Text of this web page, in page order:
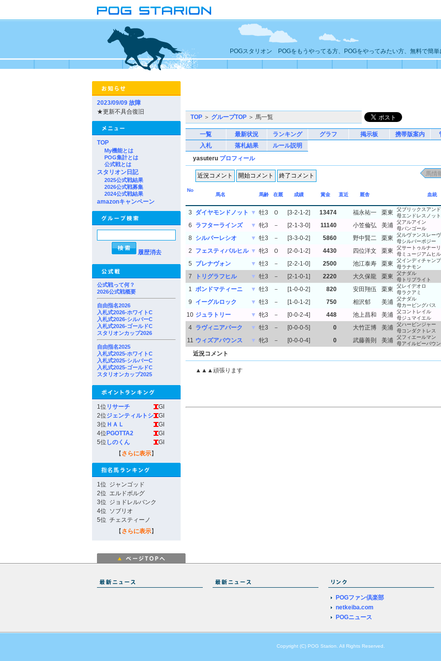
POGスタリオン POGをもうやってる方、POGをやってみたい方、無料で簡
2023/09/09 故障
★更新不具合復旧
TOP
My機能とは
POG集計とは
公式戦とは
スタリオン日記
2025公式戦結果
2026公式戦募集
2024公式戦結果
amazonキャンペーン
履歴消去
公式戦って何？
2026公式戦概要
自由指名2026
入札式2026-ホワイトC
入札式2026-シルバーC
入札式2026-ゴールドC
スタリオンカップ2026
自由指名2025
入札式2025-ホワイトC
入札式2025-シルバーC
入札式2025-ゴールドC
スタリオンカップ2025
1位 リサーチ
GI
2位ジェンティルトシ
GI
3位 ＨＡＬ
GI
4位 PGOTTA2
GI
5位 しのくん
GI
【 さらに表示】
1位 ジャンゴッド
2位 エルドボルグ
3位 ジョドレルバンク
4位 ソブリオ
5位 チェスティーノ
【 さらに表示】
TOP ＞ グループTOP ＞ 馬一覧
一覧 最新状況 ランキング グラフ 掲示板 携帯版案内
入札
落札結果
ルール説明
yasuteru プロフィール
No
馬名
馬齢 在厩 成績 賞金 直近 厩舎 血統
3 ダイヤモンドノット ▼ 牡3 Ｏ [3-2-1-2] 13474 福永祐一 栗東
父ブリックスアン
母エンドレスノット
6 ラフターラインズ ▼ 牝3 － [2-1-3-0] 11140 小笠倫弘 美浦
父アルアイン
母バンゴール
8 シルバーレシオ ▼ 牡3 － [3-3-0-2] 5860 野中賢二 栗東
父ルヴァンスレーヴ
母シルバーポジー
2 フェスティバルヒル ▼ 牝3 Ｏ [2-0-1-2] 4430 四位洋文 栗東
父サートゥルナー
母ミュージアムヒル
5 ブレナヴォン ▼ 牡3 － [2-2-1-0] 2500 池江泰寿 栗東
父インディチャンプ
母ラナモン
7 トリグラフヒル ▼ 牡3 － [2-1-0-1] 2220 大久保龍 栗東
父ナダル
母トリプライト
1 ボンドマティーニ ▼ 牡3 － [1-0-0-2] 820 安田翔伍 栗東
父レイデオロ
母ラクアミ
9 イーグルロック ▼ 牡3 － [1-0-1-2] 750 相沢郁 美浦
父ナダル
母カービングパス
10 ジュラトリー ▼ 牝3 － [0-0-2-4] 448 池上昌和 美浦
父コントレイル
母ジュマイエル
4 ラヴィニアパーク ▼ 牡3 － [0-0-0-5] 0 大竹正博 美浦
父ハービンジャー
母コンダクトレス
11 ウィズアバウンス ▼ 牝3 － [0-0-0-4] 0 武藤善則 美浦
父フィエールマン
母アイルビーバウ
近況コメント
▲▲▲頑張ります
POGファン倶楽部
netkeiba.com
POGニュース
Copyright (C) POG Starion. All Rights Reserved.